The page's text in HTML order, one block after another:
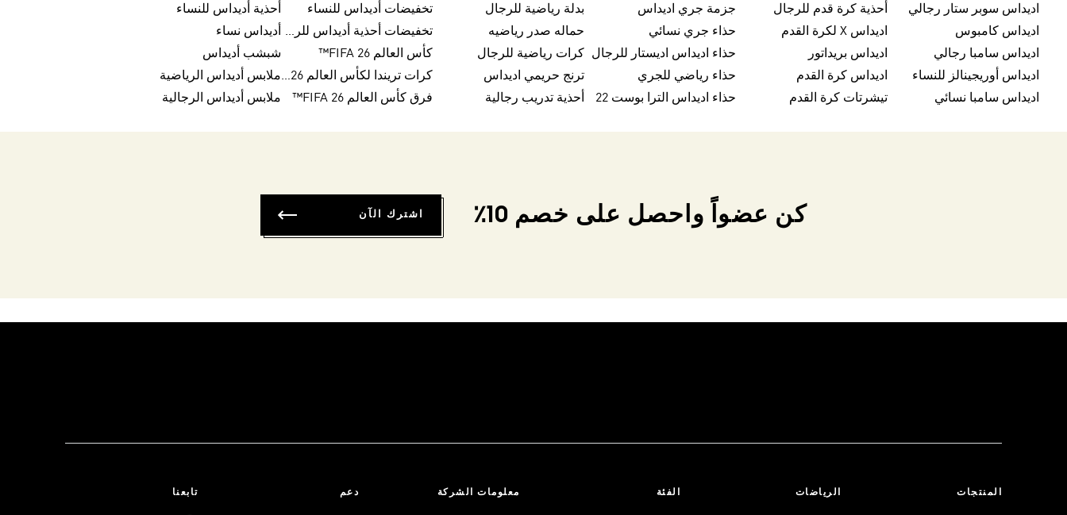
اديداس سوبر ستار رجالي
أحذية كرة قدم للرجال جزمة جري اديداس بدلة رياضية للرجال تخفيضات أديداس للنساء
أحذية أديداس للنساء
اديداس كامبوس
اديداس X لكرة القدم حذاء جري نسائي حماله صدر رياضيه تخفيضات أحذية أديداس للرجال أديداس نساء
اديداس سامبا رجالي
اديداس بريداتور حذاء اديداس اديستار للرجال كرات رياضية للرجال كأس العالم FIFA 26™
شبشب أديداس
اديداس أوريجينالز للنساء
اديداس كرة القدم حذاء رياضي للجري ترنج حريمي اديداس كرات تريندا لكأس العالم FIFA 26™ملابس أديداس الرياضية
اديداس سامبا نسائي
تيشرتات كرة القدم حذاء اديداس الترا بوست 22 أحذية تدريب رجالية فرق كأس العالم FIFA 26™ ملابس أديداس الرجالية
كن عضواً واحصل على خصم 10٪ اشترك الآن
المنتجات الرياضات الفئة معلومات الشركة دعم تابعنا